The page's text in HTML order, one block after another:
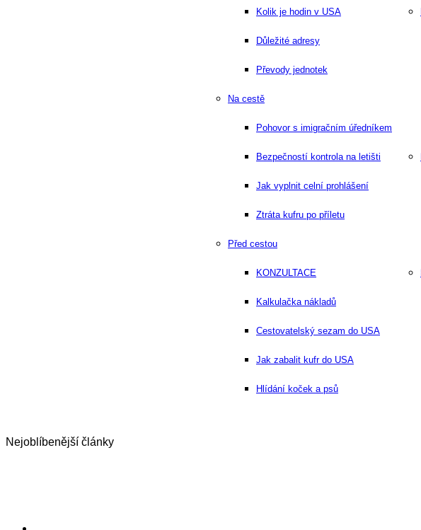
Kolik je hodin v USA
Důležité adresy
Převody jednotek
Na cestě
Pohovor s imigračním úředníkem
Bezpečností kontrola na letišti
Jak vyplnit celní prohlášení
Ztráta kufru po příletu
Před cestou
KONZULTACE
Kalkulačka nákladů
Cestovatelský sezam do USA
Jak zabalit kufr do USA
Hlídání koček a psů
Nejoblíbenější články